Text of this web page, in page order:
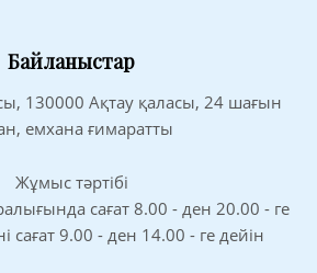
Байланыстар
130000 Ақтау қаласы, 24 шағын
емхана ғимаратты
Жұмыс тәртібі
сағат 8.00 - ден 20.00 - ге
сағат 9.00 - ден 14.00 - ге дейін